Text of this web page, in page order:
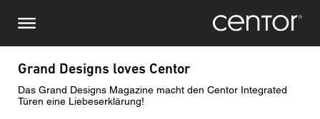
zum
Inhalt
Grand Designs loves Centor
Das Grand Designs Magazine macht den Centor Integrated
Türen eine Liebeserklärung!
Stellen Sie eine Anfrage
Vor-/ Nachname
Telefonnummer Nordamerika